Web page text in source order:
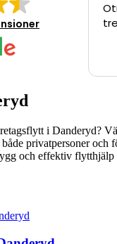
i Danderyd?
privatpersoner
och effektiv